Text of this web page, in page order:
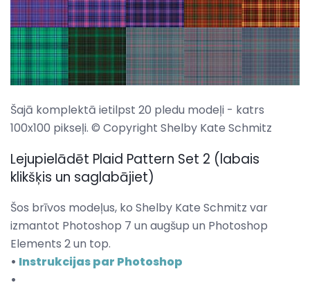
Šajā komplektā ietilpst 20 pledu modeļi - katrs
100x100 pikseļi. © Copyright Shelby Kate Schmitz
Lejupielādēt Plaid Pattern Set 2 (labais
klikšķis un saglabājiet)
Šos brīvos modeļus, ko Shelby Kate Schmitz var
izmantot Photoshop 7 un augšup un Photoshop
Elements 2 un top.
• Instrukcijas par Photoshop
•